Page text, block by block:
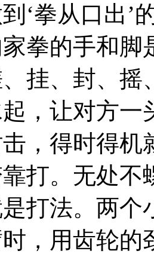
‘拳从口出’
拳的手和脚
挂、封、
，让对方一
，得时得
打。无处不
打法。两个
，用齿轮